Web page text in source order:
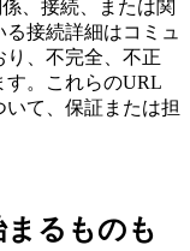
、接続、または関
接続詳細はコミュ
り、不完全、不正
す。これらのURL
て、保証または担
るものも